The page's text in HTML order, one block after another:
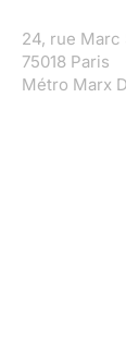
24, rue Marc
75018 Paris
Métro Marx